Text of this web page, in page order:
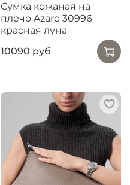
Сумка кожаная на
плечо Azaro 30996
красная луна
10090 руб